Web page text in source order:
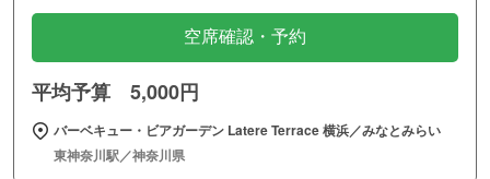
空席確認・予約
平均予算 5,000円
バーベキュー・ビアガーデン Latere Terrace 横浜／みなとみらい
東神奈川駅／神奈川県